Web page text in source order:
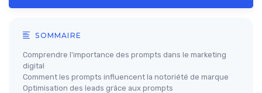
SOMMAIRE
Comprendre l'importance des prompts dans le marketing
digital
Comment les prompts influencent la notoriété de marque
Optimisation des leads grâce aux prompts